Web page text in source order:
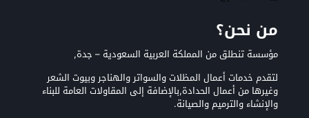
من نحن؟
مؤسسة تنطلق من المملكة العربية السعودية – جدة,
لتقدم خدمات أعمال المظلات والسواتر والهناجر وبيوت الشعر
وغيرها من أعمال الحدادة,بالإضافة إلى المقاولات العامة للبناء
والإنشاء والترميم والصيانة.